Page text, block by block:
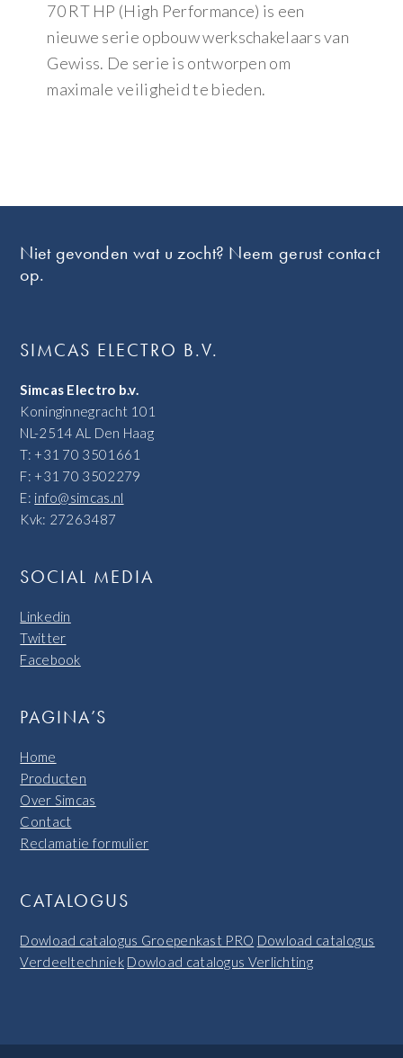
70 RT HP (High Performance) is een
nieuwe serie opbouw werkschakelaars van
Gewiss. De serie is ontworpen om
maximale veiligheid te bieden.
Niet gevonden wat u zocht? Neem gerust contact
op.
SIMCAS ELECTRO B.V.
Simcas Electro b.v.
Koninginnegracht 101
NL-2514 AL Den Haag
T: +31 70 3501661
F: +31 70 3502279
E: info@simcas.nl
Kvk: 27263487
SOCIAL MEDIA
Linkedin
Twitter
Facebook
PAGINA’S
Home
Producten
Over Simcas
Contact
Reclamatie formulier
CATALOGUS
Dowload catalogus Groepenkast PRO Dowload catalogus
Verdeeltechniek Dowload catalogus Verlichting